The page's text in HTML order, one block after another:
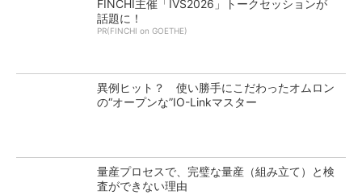
FINCHI主催「IVS2026」トークセッションが
話題に！
PR(FINCHI on GOETHE)
異例ヒット？ 使い勝手にこだわったオムロン
の“オープンな”IO-Linkマスター
量産プロセスで、完璧な量産（組み立て）と検
査ができない理由